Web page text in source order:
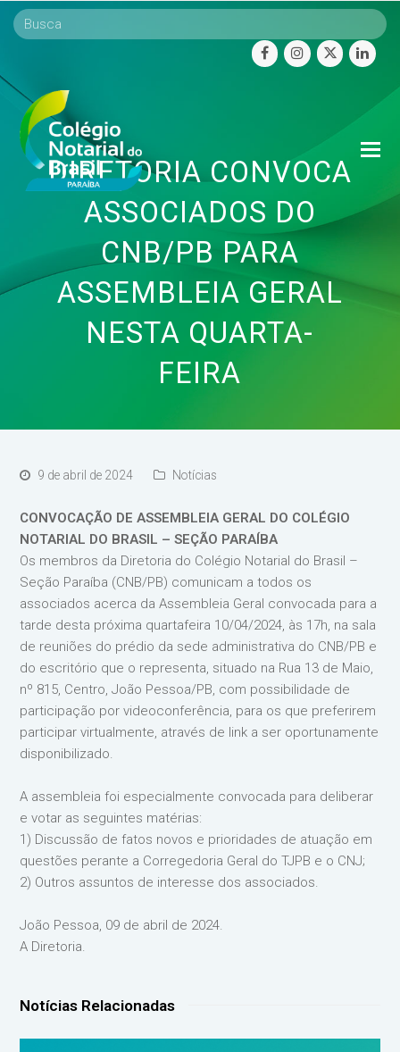
facebookinstagram
twitter
DIRETORIA CONVOCA
ASSOCIADOS DO
CNB/PB PARA
ASSEMBLEIA GERAL
NESTA QUARTA-
FEIRA
9 de abril de 2024 Notícias
CONVOCAÇÃO DE ASSEMBLEIA GERAL DO COLÉGIO
NOTARIAL DO BRASIL – SEÇÃO PARAÍBA
Os membros da Diretoria do Colégio Notarial do Brasil –
Seção Paraíba (CNB/PB) comunicam a todos os
associados acerca da Assembleia Geral convocada para a
tarde desta próxima quartafeira 10/04/2024, às 17h, na sala
de reuniões do prédio da sede administrativa do CNB/PB e
do escritório que o representa, situado na Rua 13 de Maio,
nº 815, Centro, João Pessoa/PB, com possibilidade de
participação por videoconferência, para os que preferirem
participar virtualmente, através de link a ser oportunamente
disponibilizado.
A assembleia foi especialmente convocada para deliberar
e votar as seguintes matérias:
1) Discussão de fatos novos e prioridades de atuação em
questões perante a Corregedoria Geral do TJPB e o CNJ;
2) Outros assuntos de interesse dos associados.
João Pessoa, 09 de abril de 2024.
A Diretoria.
Notícias Relacionadas